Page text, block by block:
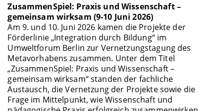
ZusammenSpiel: Praxis und Wissenschaft –
gemeinsam wirksam (9-10 Juni 2026)
Am 9. und 10. Juni 2026 kamen die Projekte der
Förderlinie „Integration durch Bildung“ im
Umweltforum Berlin zur Vernetzungstagung des
Metavorhabens zusammen. Unter dem Titel
„ZusammenSpiel: Praxis und Wissenschaft –
gemeinsam wirksam“ standen der fachliche
Austausch, die Vernetzung der Projekte sowie die
Frage im Mittelpunkt, wie Wissenschaft und